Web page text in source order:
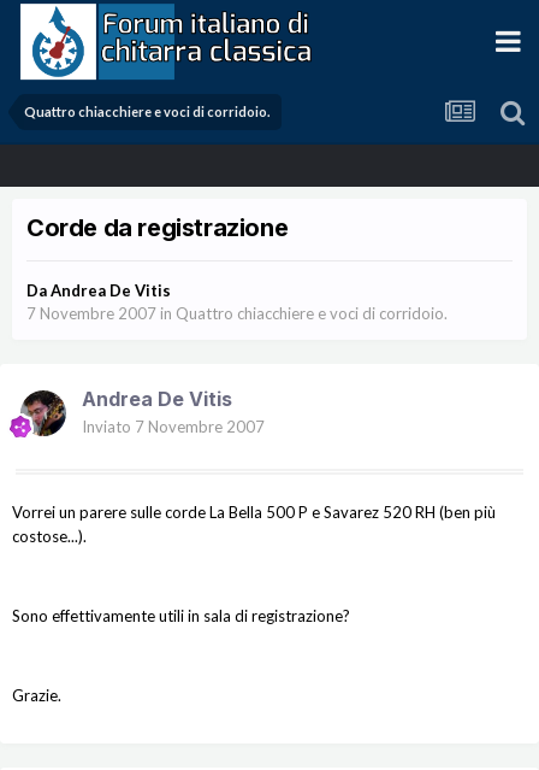
Quattro chiacchiere e voci di corridoio.
Corde da registrazione
DaAndrea De Vitis
7 Novembre 2007 in Quattro chiacchiere e voci di corridoio.
Andrea De Vitis
Inviato 7 Novembre 2007
Vorrei un parere sulle corde La Bella 500 P e Savarez 520 RH (ben più
costose...).
Sono effettivamente utili in sala di registrazione?
Grazie.